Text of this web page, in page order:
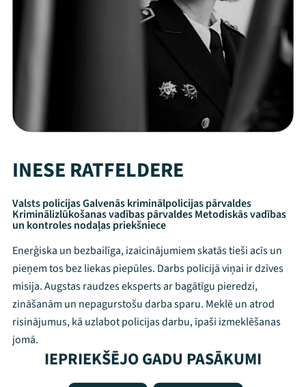
INESE RATFELDERE
Valsts policijas Galvenās kriminālpolicijas pārvaldes
Kriminālizlūkošanas vadības pārvaldes Metodiskās vadības
un kontroles nodaļas priekšniece
Enerģiska un bezbailīga, izaicinājumiem skatās tieši acīs un
pieņem tos bez liekas piepūles. Darbs policijā viņai ir dzīves
misija. Augstas raudzes eksperts ar bagātīgu pieredzi,
zināšanām un nepagurstošu darba sparu. Meklē un atrod
risinājumus, kā uzlabot policijas darbu, īpaši izmeklēšanas
jomā.
IEPRIEKŠĒJO GADU PASĀKUMI